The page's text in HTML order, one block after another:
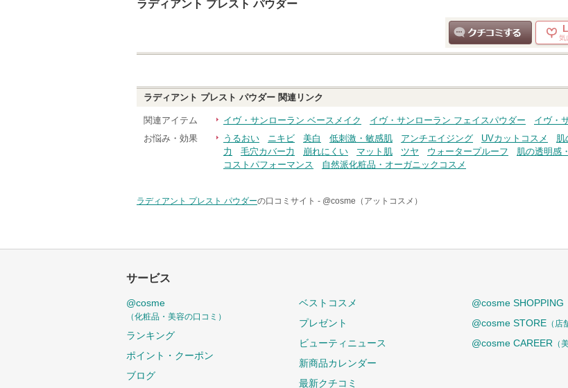
ります
ラディアント プレスト パウダー
クチコミする
気
ラディアント プレスト パウダー 関連リンク
関連アイテム イヴ・サンローラン ベースメイク イヴ・サンローラン フェイスパウダー
イヴ・
お悩み・効果
うるおい ニキビ 美白 低刺激・敏感肌 アンチエイジング UVカットコスメ 肌
力
毛穴カバー力 崩れにくい マット肌 ツヤ ウォータープルーフ 肌の透明感
コストパフォーマンス
自然派化粧品・オーガニックコスメ
ラディアント プレスト パウダーの口コミサイト - @cosme（アットコスメ）
サービス
@cosme
（化粧品・美容の口コミ）
ランキング
ポイント・クーポン
ブログ
ベストコスメ
プレゼント
ビューティニュース
新商品カレンダー
最新クチコミ
@cosme SHOPPING
@cosme STORE （店
@cosme CAREER （